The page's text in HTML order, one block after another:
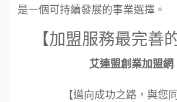
是一個可持續發展的事業選擇。
【加盟服務最完善
艾連盟創業加盟網
【邁向成功之路，與您同